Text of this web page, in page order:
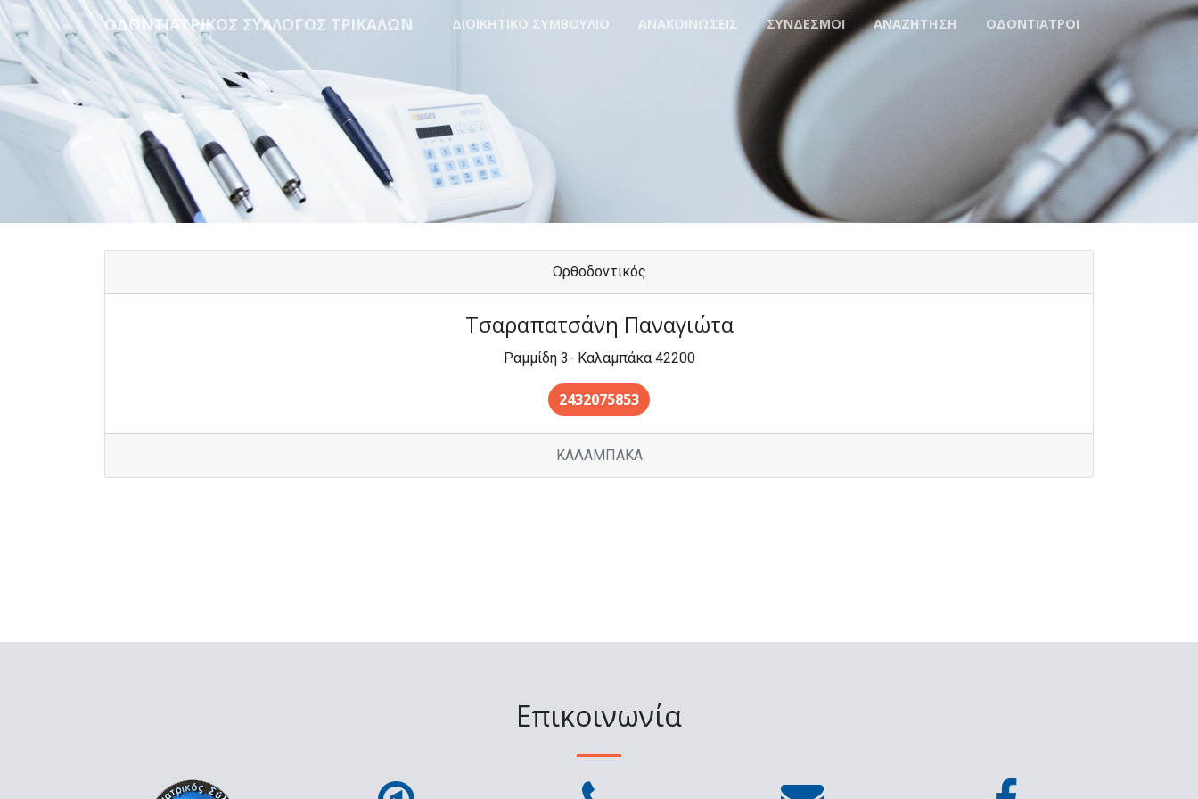
ΟΔΟΝΤΙΑΤΡΙΚΟΣ ΣΥΛΛΟΓΟΣ ΤΡΙΚΑΛΩΝ ΔΙΟΙΚΗΤΙΚΟ ΣΥΜΒΟΥΛΙΟ ΑΝΑΚΟΙΝΩΣΕΙΣ ΣΥΝΔΕΣΜΟΙ ΑΝΑΖΗΤΗΣΗ ΟΔΟΝΤΙΑΤΡΟΙ
Ορθοδοντικός
Τσαραπατσάνη Παναγιώτα
Ραμμίδη 3- Καλαμπάκα 42200
2432075853
ΚΑΛΑΜΠΑΚΑ
Επικοινωνία